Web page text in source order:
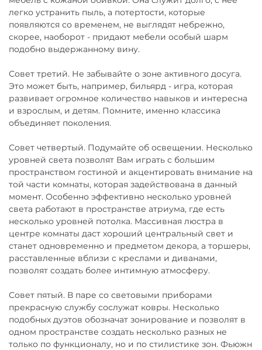
легко устранить пыль, а потертости, которые
появляются со временем, не выглядят небрежно,
скорее, наоборот - придают мебели особый шарм
подобно выдержанному вину.
Совет третий. Не забывайте о зоне активного досуга.
Это может быть, например, бильярд - игра, которая
развивает огромное количество навыков и интересна
и взрослым, и детям. Помните, именно классика
объединяет поколения.
Совет четвертый. Подумайте об освещении. Несколько
уровней света позволят Вам играть с большим
пространством гостиной и акцентировать внимание на
той части комнаты, которая задействована в данный
момент. Особенно эффективно несколько уровней
света работают в пространстве атриума, где есть
несколько уровней потолка. Массивная люстра в
центре комнаты даст хороший центральный свет и
станет одновременно и предметом декора, а торшеры,
расставленные вблизи с креслами и диванами,
позволят создать более интимную атмосферу.
Совет пятый. В паре со световыми приборами
прекрасную службу сослужат ковры. Несколько
подобных дуэтов обозначат зонирование и позволят в
одном пространстве создать несколько разных не
только по функционалу, но и по стилистике зон. Фьюжн